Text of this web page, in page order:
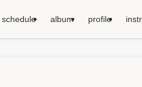
schedule album profile